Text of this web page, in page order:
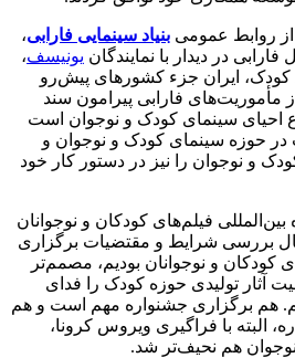
از روابط عمومی بنیاد سینمایی فارابی،
در دیدار با نمایندگان یونیسف،
کودک، ایران جزء کشورهای پیش‌رو
مأموریت‌های فارابی پیرامون سند
احیای سینمای کودک و نوجوان است
در حوزه سینمای کودک و نوجوان و
و نوجوان را نیز در دستور کار خود
فیلم‌های کودکان و نوجوانان
بررسی شرایط و مقتضیات برگزاری
کودکان و نوجوانان بودیم، مصمم‌تر
آثار تولیدی حوزه کودک را فدای
هم برگزاری جشنواره مهم است و هم
البته با فراگیری ویروس کرونا،
هم نحیف‌تر شد.